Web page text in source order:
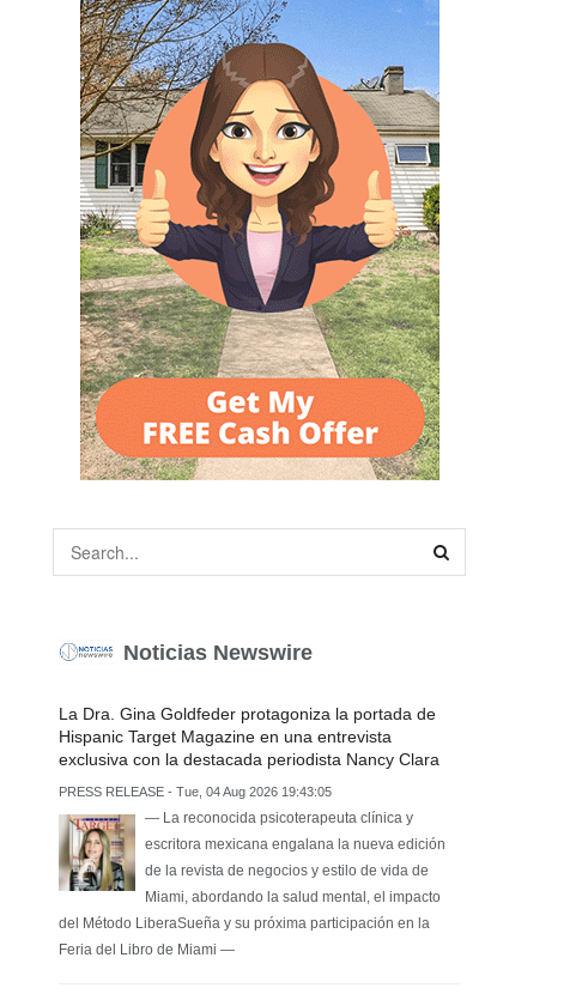
Noticias Newswire
La Dra. Gina Goldfeder protagoniza la portada de
Hispanic Target Magazine en una entrevista
exclusiva con la destacada periodista Nancy Clara
PRESS RELEASE - Tue, 04 Aug 2026 19:43:05
— La reconocida psicoterapeuta clínica y
escritora mexicana engalana la nueva edición
de la revista de negocios y estilo de vida de
Miami, abordando la salud mental, el impacto
del Método LiberaSueña y su próxima participación en la
Feria del Libro de Miami —